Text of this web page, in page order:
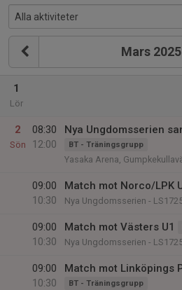
Mars 2025
1
Lör
2
Sön
08:30
12:00
Nya Ungdomsserien
BT - Träningsgrupp
Yasaka Arena,
09:00
10:30
Match mot Norco/LPK
Nya Ungdomsserien -
09:00
10:30
Match mot Västers U1
Nya Ungdomsserien -
09:00
10:30
Match mot Linköpings
BT - Träningsgrupp